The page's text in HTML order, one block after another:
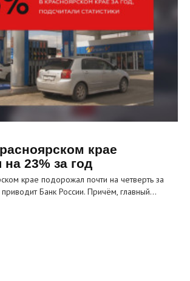
крае
23% за год
крае подорожал почти на четверть за
Банк России. Причём, главный…